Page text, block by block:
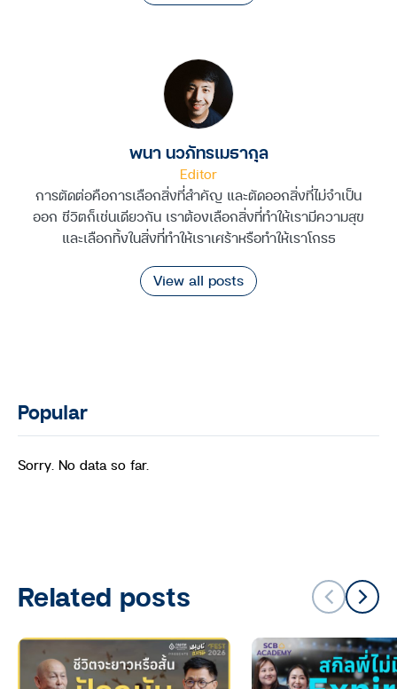
พนา นวภัทรเมธากุล
Editor
การตัดต่อคือการเลือกสิ่งที่สำคัญ และตัดออกสิ่งที่ไม่จำเป็น
ออก ชีวิตก็เช่นเดียวกัน เราต้องเลือกสิ่งที่ทำให้เรามีความสุข
และเลือกทิ้งในสิ่งที่ทำให้เราเศร้าหรือทำให้เราโกรธ
View all posts
Popular
Sorry. No data so far.
Related posts